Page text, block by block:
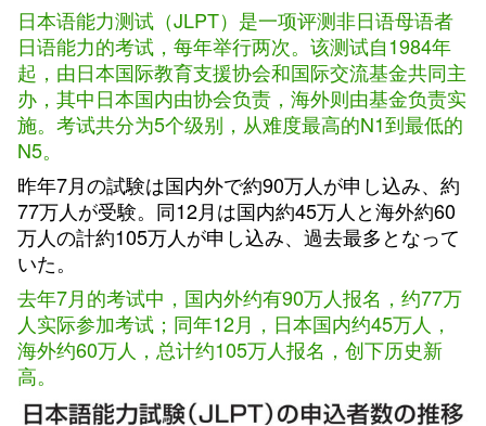
日本语能力测试（JLPT）是一项评测非日语母语者
日语能力的考试，每年举行两次。该测试自1984年
起，由日本国际教育支援协会和国际交流基金共同主
办，其中日本国内由协会负责，海外则由基金负责实
施。考试共分为5个级别，从难度最高的N1到最低的
N5。
昨年7月の試験は国内外で約90万人が申し込み、約
77万人が受験。同12月は国内約45万人と海外約60
万人の計約105万人が申し込み、過去最多となって
いた。
去年7月的考试中，国内外约有90万人报名，约77万
人实际参加考试；同年12月，日本国内约45万人，
海外约60万人，总计约105万人报名，创下历史新
高。